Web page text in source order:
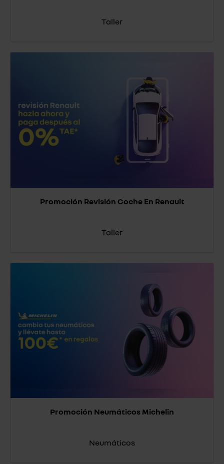
Taller
Promoción Revisión Coche En Renault
Taller
Promoción Neumáticos Michelin
Neumáticos